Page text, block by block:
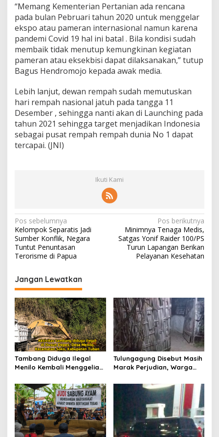
e
t
p
k
a
n
1
1
e
s
e
m
b
e
“Memang Kementerian Pertanian ada rencana
pada bulan Pebruari tahun 2020 untuk menggelar
ekspo atau pameran internasional namun karena
pandemi Covid 19 hal ini batal . Bila kondisi sudah
membaik tidak menutup kemungkinan kegiatan
pameran atau eksekbisi dapat dilaksanakan,” tutup
Bagus Hendromojo kepada awak media.
Lebih lanjut, dewan rempah sudah memutuskan
hari rempah nasional jatuh pada tangga 11
Desember , sehingga nanti akan di Launching pada
tahun 2021 sehingga target menjadikan Indonesia
sebagai pusat rempah rempah dunia No 1 dapat
tercapai. (JNI)
Ikuti Kami
N
a
v
i
g
a
s
i
p
o
s
Pos sebelumnya
Kelompok Separatis Jadi
Sumber Konflik, Negara
Tuntut Penuntasan
Terorisme di Papua
Pos berikutnya
Minimnya Tenaga Medis,
Satgas Yonif Raider 100/PS
Turun Lapangan Berikan
Pelayanan Kesehatan
Jangan Lewatkan
Tambang Diduga Ilegal
Menilo Kembali Menggeliat,
Soroti Dugaan Pembiaran
Tulungagung Disebut Masih
Marak Perjudian, Warga
hingga Usut Dugaan Beking